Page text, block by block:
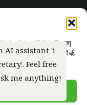
和/或存取設備資訊。同
唯一 ID 等資料。不同意或